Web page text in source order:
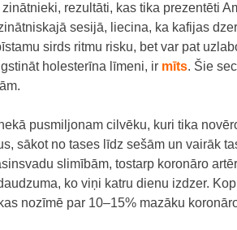
rezultāti, kas tika prezentēti
sesijā, liecina, ka kafijas
sirds ritmu risku, bet var pat
holesterīna līmeni, ir mīts. Šie
pusmiljonam cilvēku, kuri tika
sākot no tases līdz sešām un vairāk
slimībām, tostarp koronāro
ko viņi katru dienu izdzer.
nozīmē par 10–15% mazāku